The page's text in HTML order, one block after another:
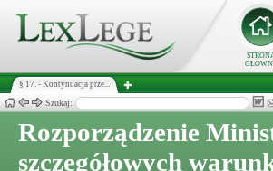
§ 17. - Kontynuacja prze...
Szukaj:
Rozporządzenie
szczegółowych